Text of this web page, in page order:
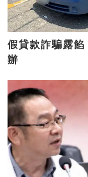
假貸款詐騙露餡 前鎮警埋伏逮捕收水手送
辦